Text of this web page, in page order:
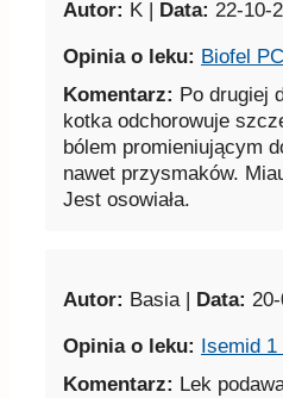
Autor: K | Data: 22-10-
Opinia o leku: Biofel
Komentarz: Po drugiej
kotka odchorowuje
bólem promieniującym
nawet przysmaków.
Jest osowiała.
Autor: Basia | Data:
Opinia o leku:
Isemid 1
Komentarz: Lek